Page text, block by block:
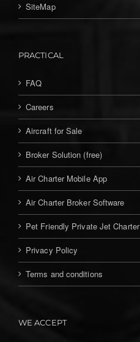
SiteMap
PRACTICAL
FAQ
Careers
Aircraft for Sale
Broker Solution (free)
Air Charter Mobile App
Air Charter Broker Software
Pet Friendly Private Jet Charter
Privacy Policy
Terms and conditions
WE ACCEPT